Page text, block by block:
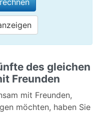
des gleichen
Freunden
mit Freunden,
möchten, haben Sie